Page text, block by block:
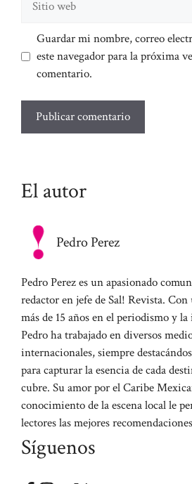
web
Guardar mi nombre, correo
este navegador para la próxima
comentario.
El autor
Pedro Perez
Pedro Perez es un apasionado
redactor en jefe de Sal! Revista.
más de 15 años en el periodismo y
Pedro ha trabajado en diversos
internacionales, siempre
para capturar la esencia de cada
cubre. Su amor por el Caribe
conocimiento de la escena local le
lectores las mejores
Síguenos